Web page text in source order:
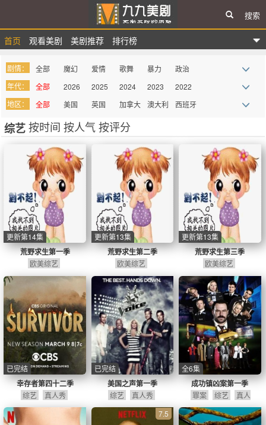
九九美剧
首页 观看美剧 美剧推荐 排行榜
搜索
剧情： 全部 魔幻 爱情 歌舞 暴力 政治
战争 惊悚 悬疑 律政 家庭 真人秀
科幻 青春 都市 迷你剧 谍战 记录
西部 血腥 罪案 综艺
吸血鬼 同性 古装 历史
动画 动作 冒险 传记
情景喜
年代： 全部 2026 2025 2024 2023 2022
2021 2020 2019 2018 2017 2016
2015 2014 2013 2012
2009 more
地区： 全部 美国 英国 加拿大
澳大利
西班牙
法国 德国 巴西 意大利
其它
综艺按时间 按人气 按评分
荒野求生第一季
更新第14集
欧美综艺
荒野求生第二季
更新第13集
欧美综艺
荒野求生第三季
更新第13集
欧美综艺
幸存者第四十二季
已完结
综艺 真人秀
美国之声第一季
已完结
综艺 真人秀
成功镇凶案第一季
全6集
罪案 综艺
真人
秀
喜剧
7.5